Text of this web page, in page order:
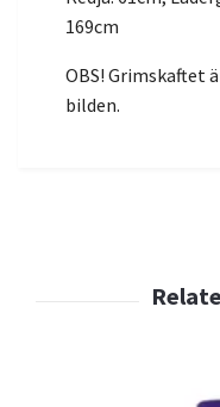
169cm
OBS! Grimskaftet
bilden.